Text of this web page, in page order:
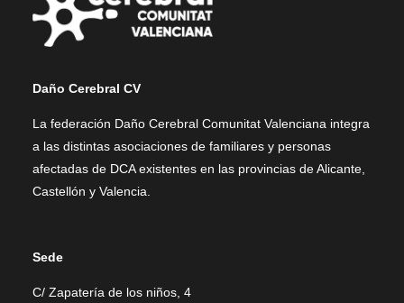
Daño Cerebral CV
La federación Daño Cerebral Comunitat Valenciana integra
a las distintas asociaciones de familiares y personas
afectadas de DCA existentes en las provincias de Alicante,
Castellón y Valencia.
Sede
C/ Zapatería de los niños, 4